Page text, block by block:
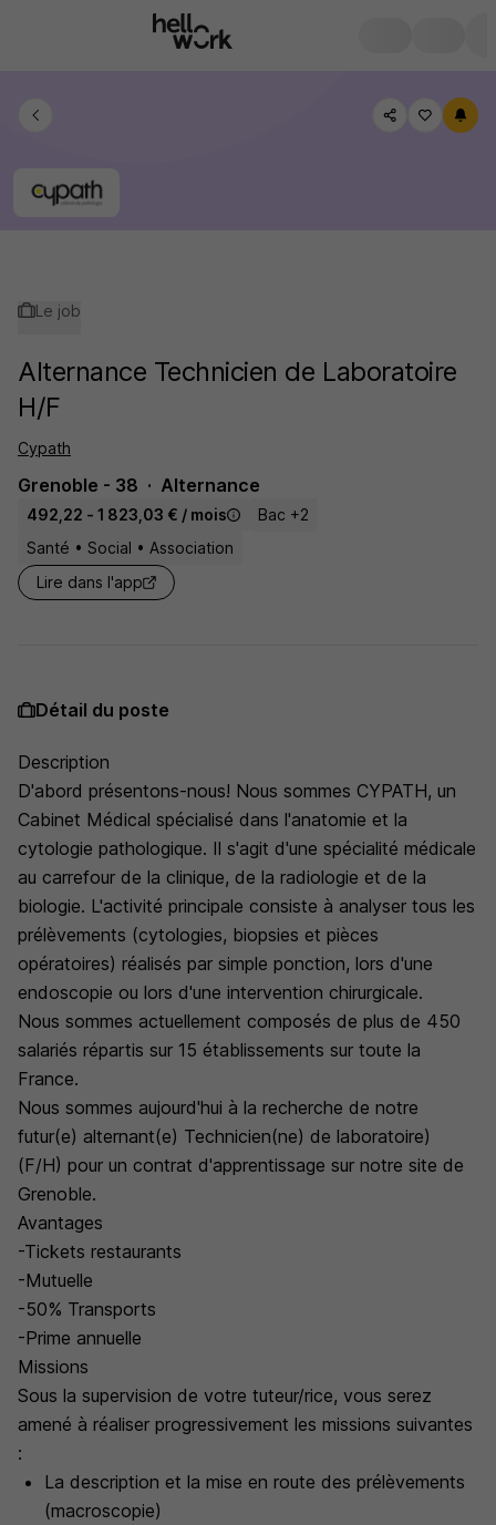
Le job
Alternance Technicien de Laboratoire
H/F
Cypath
Grenoble - 38 Alternance
492,22 - 1 823,03 € / mois
Bac +2
Santé • Social • Association
Lire dans l'app
Détail du poste
Description
D'abord présentons-nous! Nous sommes CYPATH, un
Cabinet Médical spécialisé dans l'anatomie et la
cytologie pathologique. Il s'agit d'une spécialité médicale
au carrefour de la clinique, de la radiologie et de la
biologie. L'activité principale consiste à analyser tous les
prélèvements (cytologies, biopsies et pièces
opératoires) réalisés par simple ponction, lors d'une
endoscopie ou lors d'une intervention chirurgicale.
Nous sommes actuellement composés de plus de 450
salariés répartis sur 15 établissements sur toute la
France.
Nous sommes aujourd'hui à la recherche de notre
futur(e) alternant(e) Technicien(ne) de laboratoire)
(F/H) pour un contrat d'apprentissage sur notre site de
Grenoble.
Avantages
-Tickets restaurants
-Mutuelle
-50% Transports
-Prime annuelle
Missions
Sous la supervision de votre tuteur/rice, vous serez
amené à réaliser progressivement les missions suivantes
:
La description et la mise en route des prélèvements
(macroscopie)